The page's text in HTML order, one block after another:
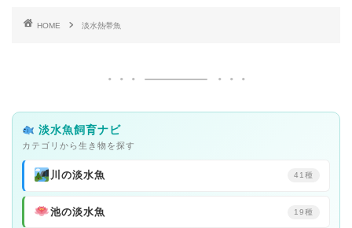
HOME 淡水熱帯魚
淡水魚飼育ナビ
カテゴリから生き物を探す
川の淡水魚 41種
池の淡水魚 19種